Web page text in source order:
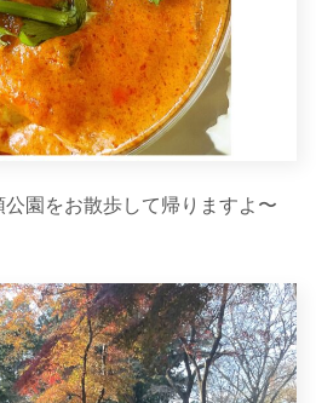
園をお散歩して帰りますよ〜